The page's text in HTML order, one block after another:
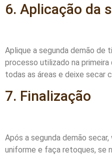
6. Aplicação da
Aplique a segunda demão de
processo utilizado na
todas as áreas e deixe secar
7. Finalização
Após a segunda demão
uniforme e faça retoques, se